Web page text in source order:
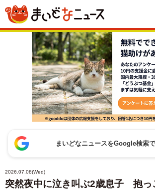
まいどなニュースをGoogle検索
2026.07.08(Wed)
突然夜中に泣き叫ぶ2歳息子 抱っ